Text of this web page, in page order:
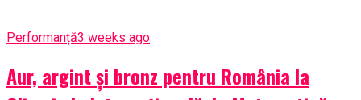
Performanță3 weeks ago
Aur, argint și bronz pentru România la